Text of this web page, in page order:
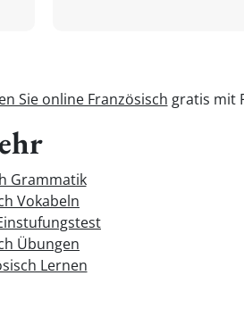
Sie online Französisch gratis mit
Grammatik
Vokabeln
Übungen
Lernen